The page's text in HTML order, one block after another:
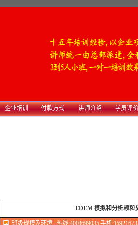
企业培训 付款方式 讲师介绍 学员评价
EDEM 模拟和分析颗粒
班级规模及环境--热线:4008699035 手机